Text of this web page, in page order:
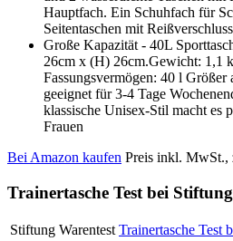
Hauptfach. Ein Schuhfach für
Seitentaschen mit
Große Kapazität - 40L
26cm x (H) 26cm.Gewicht: 1,1
Fassungsvermögen: 40 l Größer
geeignet für 3-4 Tage
klassische Unisex-Stil macht es
Frauen
Bei Amazon kaufen Preis inkl. MwSt.,
Trainertasche Test bei
Stiftung Warentest Trainertasche Test